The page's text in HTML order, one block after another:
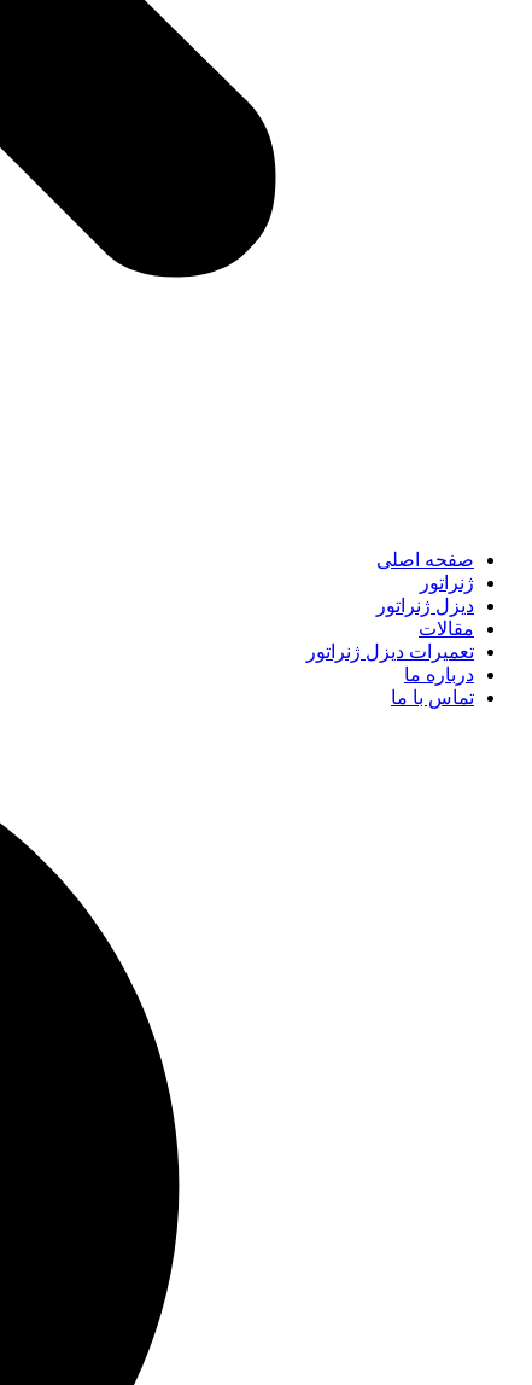
صفحه اصلی
ژنراتور
دیزل ژنراتور
مقالات
تعمیرات دیزل ژنراتور
درباره ما
تماس با ما